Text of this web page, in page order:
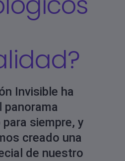
Invisible ha
panorama
siempre, y
creado una
de nuestro